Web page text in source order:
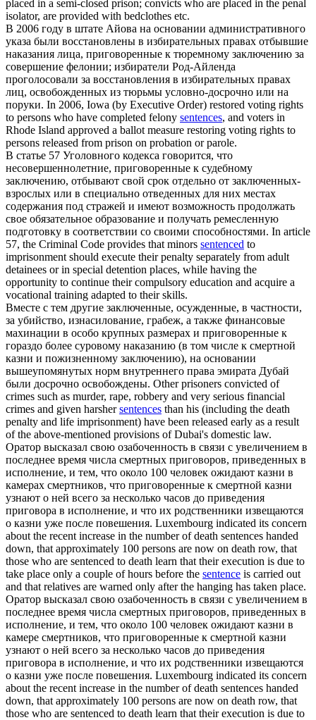
placed in a semi-closed prison; convicts who are placed in the penal
isolator, are provided with bedclothes etc.
В 2006 году в штате Айова на основании административного
указа были восстановлены в избирательных правах отбывшие
наказания лица, приговоренные к тюремному заключению за
совершение фелонии; избиратели Род-Айленда
проголосовали за восстановления в избирательных правах
лиц, освобожденных из тюрьмы условно-досрочно или на
поруки. In 2006, Iowa (by Executive Order) restored voting rights
to persons who have completed felony sentences, and voters in
Rhode Island approved a ballot measure restoring voting rights to
persons released from prison on probation or parole.
В статье 57 Уголовного кодекса говорится, что
несовершеннолетние, приговоренные к судебному
заключению, отбывают свой срок отдельно от заключенных-
взрослых или в специально отведенных для них местах
содержания под стражей и имеют возможность продолжать
свое обязательное образование и получать ремесленную
подготовку в соответствии со своими способностями. In article
57, the Criminal Code provides that minors sentenced to
imprisonment should execute their penalty separately from adult
detainees or in special detention places, while having the
opportunity to continue their compulsory education and acquire a
vocational training adapted to their skills.
Вместе с тем другие заключенные, осужденные, в частности,
за убийство, изнасилование, грабеж, а также финансовые
махинации в особо крупных размерах и приговоренные к
гораздо более суровому наказанию (в том числе к смертной
казни и пожизненному заключению), на основании
вышеупомянутых норм внутреннего права эмирата Дубай
были досрочно освобождены. Other prisoners convicted of
crimes such as murder, rape, robbery and very serious financial
crimes and given harshersentences than his (including the death
penalty and life imprisonment) have been released early as a result
of the above-mentioned provisions of Dubai's domestic law.
Оратор высказал свою озабоченность в связи с увеличением в
последнее время числа смертных приговоров, приведенных в
исполнение, и тем, что около 100 человек ожидают казни в
камерах смертников, что приговоренные к смертной казни
узнают о ней всего за несколько часов до приведения
приговора в исполнение, и что их родственники извещаются
о казни уже после повешения. Luxembourg indicated its concern
about the recent increase in the number of death sentences handed
down, that approximately 100 persons are now on death row, that
those who are sentenced to death learn that their execution is due to
take place only a couple of hours before the sentence is carried out
and that relatives are warned only after the hanging has taken place.
Оратор высказал свою озабоченность в связи с увеличением в
последнее время числа смертных приговоров, приведенных в
исполнение, и тем, что около 100 человек ожидают казни в
камере смертников, что приговоренные к смертной казни
узнают о ней всего за несколько часов до приведения
приговора в исполнение, и что их родственники извещаются
о казни уже после повешения. Luxembourg indicated its concern
about the recent increase in the number of death sentences handed
down, that approximately 100 persons are now on death row, that
those who are sentenced to death learn that their execution is due to